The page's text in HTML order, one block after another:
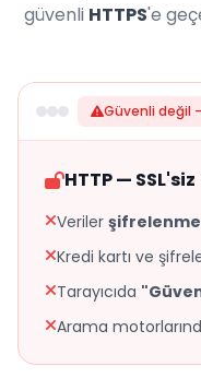
güvenli HTTPS'e
Güvenli
HTTP — SSL'siz
Veriler
Kredi kartı ve
Tarayıcıda
Arama